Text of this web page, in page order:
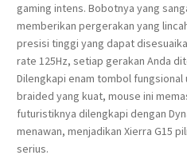
gaming intens. Bobotnya yang
memberikan pergerakan yang
presisi tinggi yang dapat
rate 125Hz, setiap gerakan Anda
Dilengkapi enam tombol
braided yang kuat, mouse ini
futuristiknya dilengkapi dengan
menawan, menjadikan Xierra G15
serius.